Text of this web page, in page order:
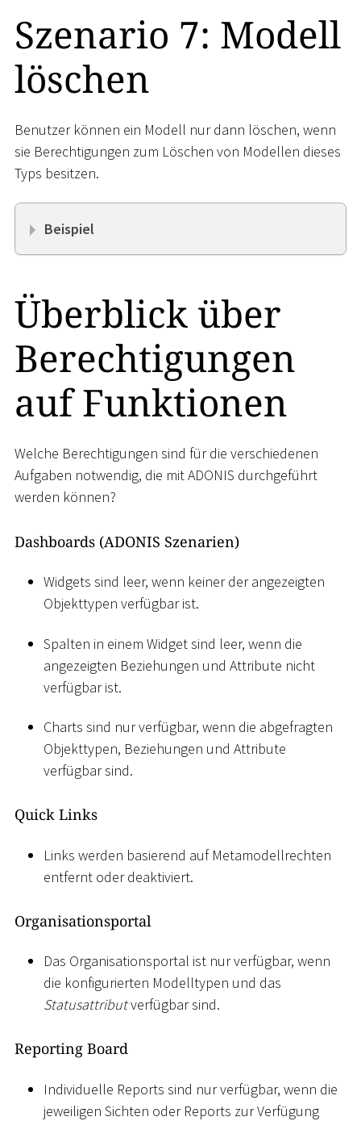
Szenario 7: Modell
löschen
Benutzer können ein Modell nur dann löschen, wenn
sie Berechtigungen zum Löschen von Modellen dieses
Typs besitzen.
Beispiel
Überblick über
Berechtigungen
auf Funktionen
Welche Berechtigungen sind für die verschiedenen
Aufgaben notwendig, die mit ADONIS durchgeführt
werden können?
Dashboards (ADONIS Szenarien)
Widgets sind leer, wenn keiner der angezeigten
Objekttypen verfügbar ist.
Spalten in einem Widget sind leer, wenn die
angezeigten Beziehungen und Attribute nicht
verfügbar ist.
Charts sind nur verfügbar, wenn die abgefragten
Objekttypen, Beziehungen und Attribute
verfügbar sind.
Quick Links
Links werden basierend auf Metamodellrechten
entfernt oder deaktiviert.
Organisationsportal
Das Organisationsportal ist nur verfügbar, wenn
die konfigurierten Modelltypen und das
Statusattributverfügbar sind.
Reporting Board
Individuelle Reports sind nur verfügbar, wenn die
jeweiligen Sichten oder Reports zur Verfügung